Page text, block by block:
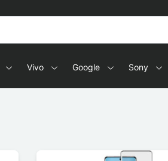
Vivo Google Sony